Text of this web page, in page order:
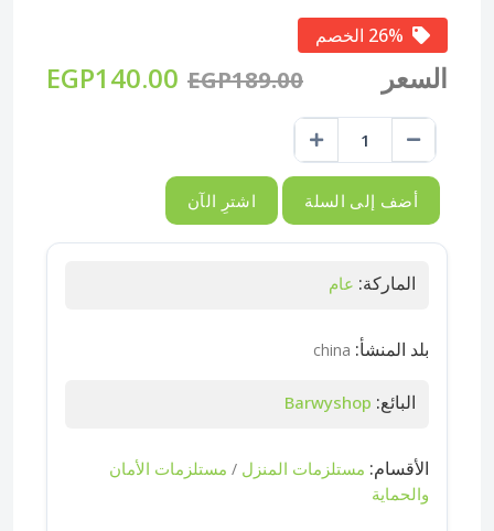
السعر EGP189.00
EGP140.00
أضف إلى السلة اشترِ الآن
الماركة: عام
بلد المنشأ: china
البائع: Barwyshop
الأقسام: مستلزمات المنزل / مستلزمات الأمان
والحماية